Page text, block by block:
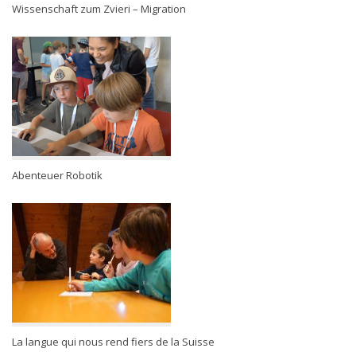
Wissenschaft zum Zvieri – Migration
Abenteuer Robotik
La langue qui nous rend fiers de la Suisse